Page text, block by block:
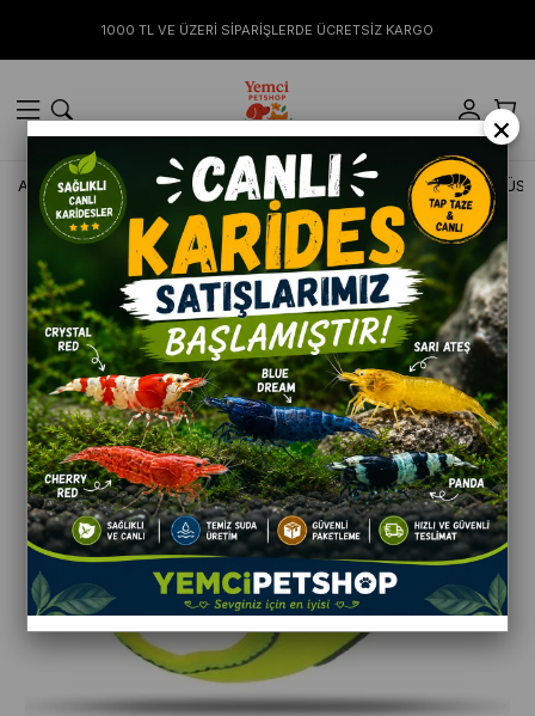
1000 TL VE ÜZERİ SİPARİŞLERDE ÜCRETSİZ KARGO
Anasayfa KÖPEK Tasma ve Gezdirmeler TAİLPETZ GÖĞÜS
×